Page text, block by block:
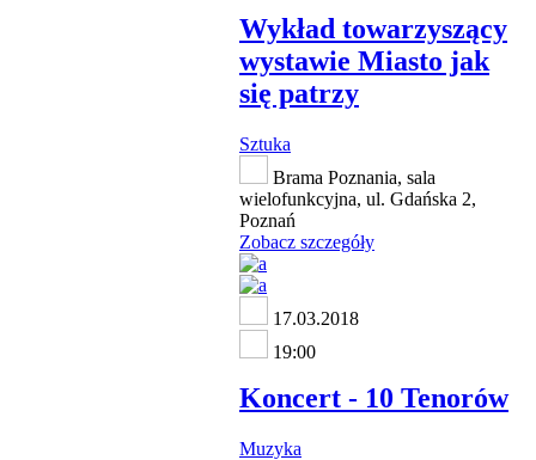
Wykład towarzyszący
wystawie Miasto jak
się patrzy
Sztuka
Brama Poznania, sala
wielofunkcyjna, ul. Gdańska 2,
Poznań
Zobacz szczegóły
17.03.2018
19:00
Koncert - 10 Tenorów
Muzyka